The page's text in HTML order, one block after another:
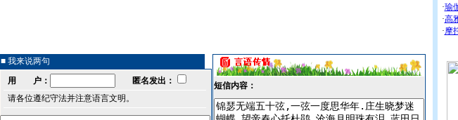
■ 我来说两句
用 户：
匿名发出：
请各位遵纪守法并注意语言文明。
短信内容：
·瑜
·高
·摩